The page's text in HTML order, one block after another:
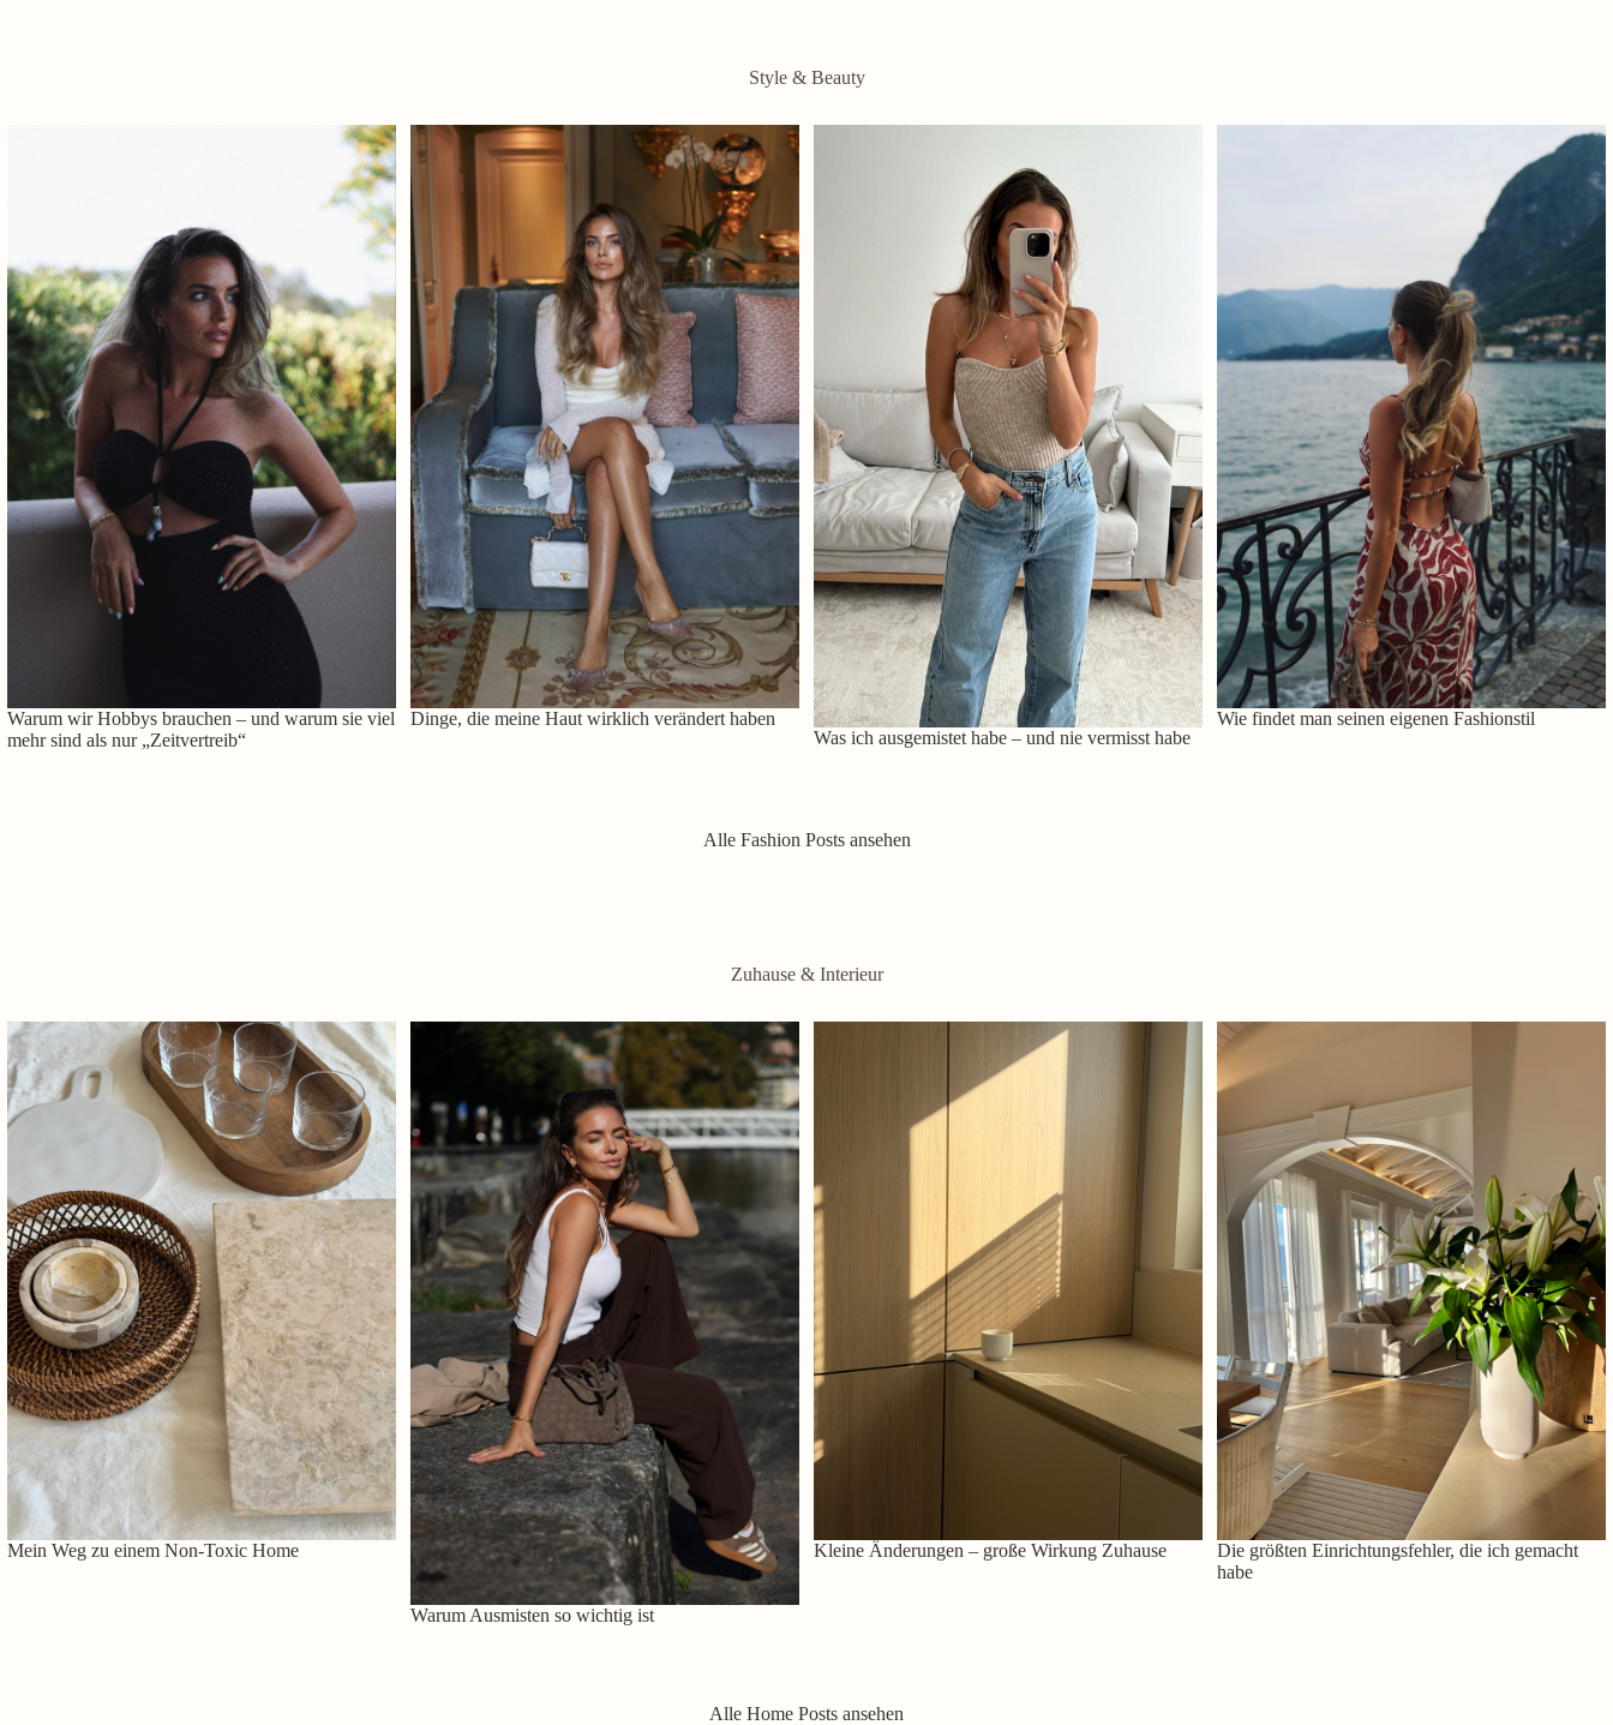
Style & Beauty
Warum wir Hobbys brauchen – und warum sie viel
mehr sind als nur „Zeitvertreib“
Dinge, die meine Haut wirklich verändert haben
Was ich ausgemistet habe – und nie vermisst habe
Wie findet man seinen eigenen Fashionstil
Alle Fashion Posts ansehen
Zuhause & Interieur
Mein Weg zu einem Non-Toxic Home
Warum Ausmisten so wichtig ist
Kleine Änderungen – große Wirkung Zuhause
Die größten Einrichtungsfehler, die ich gemacht
habe
Alle Home Posts ansehen